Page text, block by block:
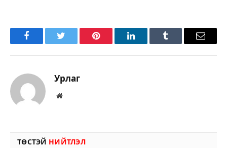
FacebookTwitter Pinterest LinkedInTumblr Имэйл
Урлаг
Вэбсайт
ТӨСТЭЙ НИЙТЛЭЛ